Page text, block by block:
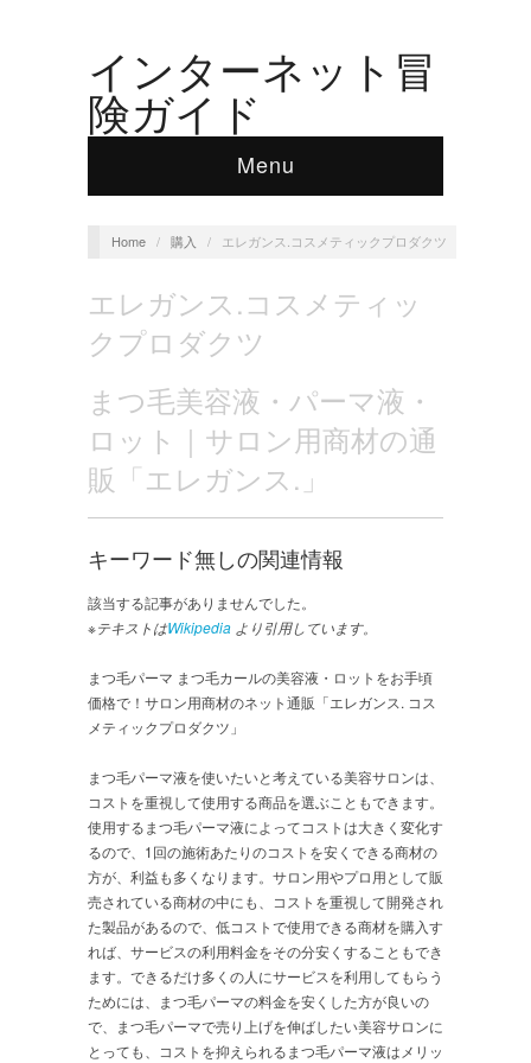
インターネット冒
険ガイド
Menu
Home / 購入 / エレガンス.コスメティックプロダクツ
エレガンス.コスメティッ
クプロダクツ
まつ毛美容液・パーマ液・
ロット｜サロン用商材の通
販「エレガンス.」
キーワード無しの関連情報
該当する記事がありませんでした。
※テキストはWikipedia より引用しています。
まつ毛パーマ まつ毛カールの美容液・ロットをお手頃
価格で！サロン用商材のネット通販「エレガンス. コス
メティックプロダクツ」
まつ毛パーマ液を使いたいと考えている美容サロンは、
コストを重視して使用する商品を選ぶこともできます。
使用するまつ毛パーマ液によってコストは大きく変化す
るので、1回の施術あたりのコストを安くできる商材の
方が、利益も多くなります。サロン用やプロ用として販
売されている商材の中にも、コストを重視して開発され
た製品があるので、低コストで使用できる商材を購入す
れば、サービスの利用料金をその分安くすることもでき
ます。できるだけ多くの人にサービスを利用してもらう
ためには、まつ毛パーマの料金を安くした方が良いの
で、まつ毛パーマで売り上げを伸ばしたい美容サロンに
とっても、コストを抑えられるまつ毛パーマ液はメリッ